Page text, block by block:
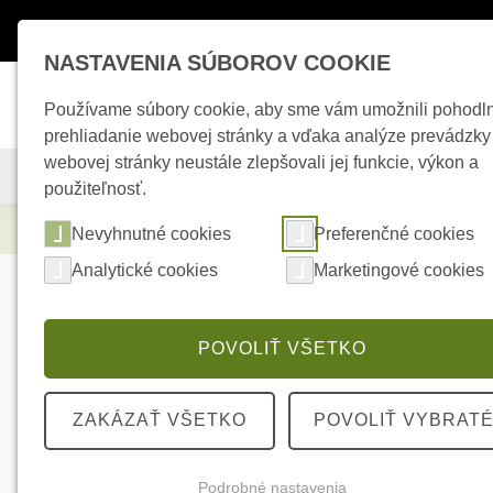
KAMEROVÉ SYSTÉMY ZABEZPEČOVACIE SYSTÉMY
Elektrické kúrenie HIKVISION DS-
NASTAVENIA SÚBOROV COOKIE
Používame súbory cookie, aby sme vám umožnili
prehliadanie webovej stránky a vďaka analýze prevádzky
webovej stránky neustále zlepšovali jej funkcie, výkon a
použiteľnosť.
Nevyhnutné cookies
Preferenčné cookies
Analytické cookies
Marketingové cookies
POVOLIŤ VŠETKO
ZAKÁZAŤ VŠETKO POVOLIŤ VYBRATÉ
Podrobné nastavenia